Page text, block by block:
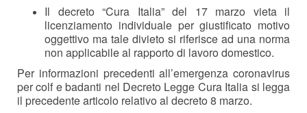
Il decreto “Cura Italia” del 17 marzo vieta il
licenziamento individuale per giustificato motivo
oggettivo ma tale divieto si riferisce ad una norma
non applicabile al rapporto di lavoro domestico.
Per informazioni precedenti all’emergenza coronavirus
per colf e badanti nel Decreto Legge Cura Italia si legga
il precedente articolo relativo al decreto 8 marzo.